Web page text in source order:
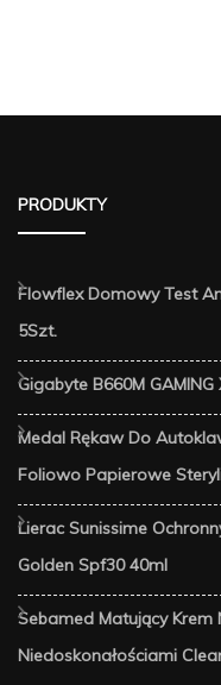
PRODUKTY
Flowflex Domowy Test
5Szt.
Gigabyte B660M GAMING
Medal Rękaw Do
Foliowo Papierowe
Lierac Sunissime
Golden Spf30 40ml
Sebamed Matujący Krem
Niedoskonałościami